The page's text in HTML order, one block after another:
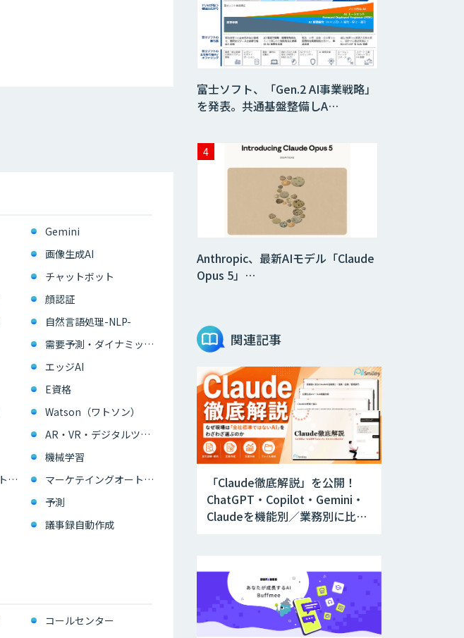
Gemini
画像生成AI
チャットボット
顔認証
自然言語処理-NLP-
需要予測・ダイナミックプライシング
エッジAI
E資格
Watson（ワトソン）
AR・VR・デジタルツイン
機械学習
テレワーク・リモートワーク
マーケテイングオートメーション・MAツール
予測
議事録自動作成
コールセンター
データ分析エージ
ェント
き」コンサルティ
ングサービス
ロボット向け教師
データ収集・作成
SaaS・サブスク
向け収益管理プラ
ットフォーム「ソ
アスク」
AIR-NEXUS
Acompany セキ
ュアチャット
AI価格調査ツール
Smapra
secondz
Agentsense
富士ソフト、「Gen.2 AI事業戦略」
を発表。共通基盤整備しA…
Anthropic、最新AIモデル「Claude
Opus 5」…
関連記事
「Claude徹底解説」を公開！
ChatGPT・Copilot・Gemini・
Claudeを機能別／業務別に比較